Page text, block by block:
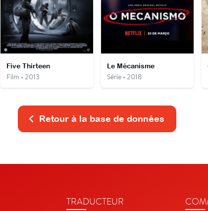
Five Thirteen
Film • 2013
Le Mécanisme
Série • 2018
Retour à la base de données
TRADUCTEUR